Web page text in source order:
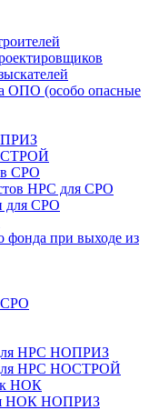
ОПО (особо опасные
СРО
НРС для СРО
для СРО
фонда при выходе из
СРО
НРС НОПРИЗ
НРС НОСТРОЙ
к НОК
НОК НОПРИЗ